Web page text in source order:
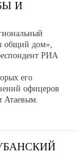
И
общий дом»,
РИА
его
офицеров
Атаевым.